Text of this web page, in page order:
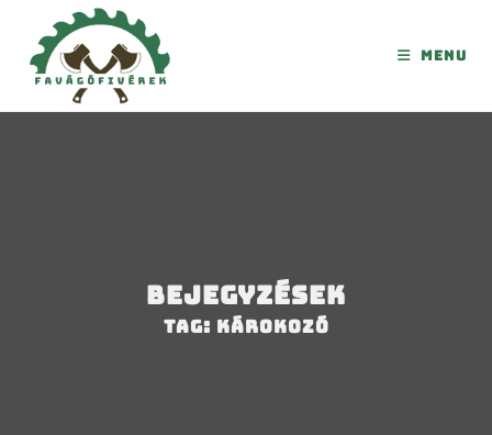
Menu
Bejegyzések
Tag: károkozó